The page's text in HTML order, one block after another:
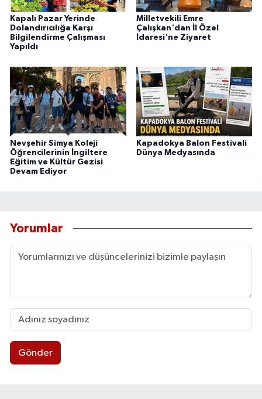
Kapalı Pazar Yerinde
Dolandırıcılığa Karşı
Bilgilendirme Çalışması
Yapıldı
Milletvekili Emre
Çalışkan'dan İl Özel
İdaresi'ne Ziyaret
Nevşehir Simya Koleji
Öğrencilerinin İngiltere
Eğitim ve Kültür Gezisi
Devam Ediyor
Kapadokya Balon Festivali
Dünya Medyasında
Yorumlar
Gönder